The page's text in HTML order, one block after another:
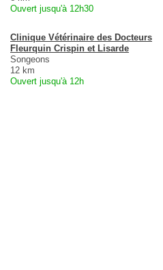
Ouvert jusqu'à 12h30
Clinique Vétérinaire des Docteurs
Fleurquin Crispin et Lisarde
Songeons
12 km
Ouvert jusqu'à 12h